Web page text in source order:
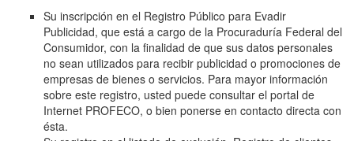
Su inscripción en el Registro Público para Evadir
Publicidad, que está a cargo de la Procuraduría Federal del
Consumidor, con la finalidad de que sus datos personales
no sean utilizados para recibir publicidad o promociones de
empresas de bienes o servicios. Para mayor información
sobre este registro, usted puede consultar el portal de
Internet PROFECO, o bien ponerse en contacto directa con
ésta.